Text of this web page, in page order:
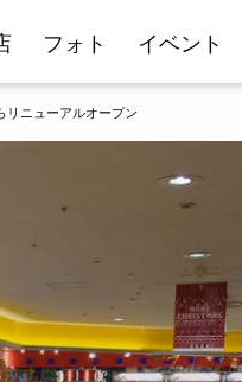
フォト イベント
リニューアルオープン